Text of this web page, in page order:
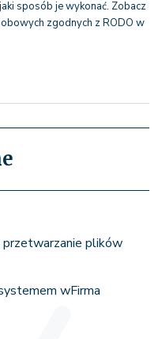
sposób je wykonać. Zobacz
zgodnych z RODO w
plików
wFirma